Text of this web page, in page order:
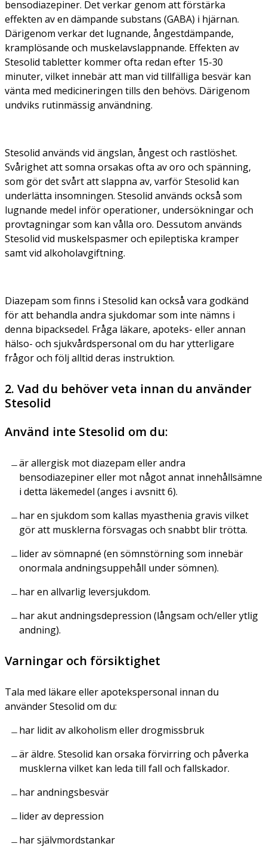
bensodiazepiner. Det verkar genom att förstärka
effekten av en dämpande substans (GABA) i hjärnan.
Därigenom verkar det lugnande, ångestdämpande,
kramplösande och muskelavslappnande. Effekten av
Stesolid tabletter kommer ofta redan efter 15-30
minuter, vilket innebär att man vid tillfälliga besvär kan
vänta med medicineringen tills den behövs. Därigenom
undviks rutinmässig användning.
Stesolid används vid ängslan, ångest och rastlöshet.
Svårighet att somna orsakas ofta av oro och spänning,
som gör det svårt att slappna av, varför Stesolid kan
underlätta insomningen. Stesolid används också som
lugnande medel inför operationer, undersökningar och
provtagningar som kan vålla oro. Dessutom används
Stesolid vid muskelspasmer och epileptiska kramper
samt vid alkoholavgiftning.
Diazepam som finns i Stesolid kan också vara godkänd
för att behandla andra sjukdomar som inte nämns i
denna bipacksedel. Fråga läkare, apoteks- eller annan
hälso- och sjukvårdspersonal om du har ytterligare
frågor och följ alltid deras instruktion.
2. Vad du behöver veta innan du använder
Stesolid
Använd inte Stesolid om du:
är allergisk mot diazepam eller andra
bensodiazepiner eller mot något annat innehållsämne
i detta läkemedel (anges i avsnitt 6).
har en sjukdom som kallas myasthenia gravis vilket
gör att musklerna försvagas och snabbt blir trötta.
lider av sömnapné (en sömnstörning som innebär
onormala andningsuppehåll under sömnen).
har en allvarlig leversjukdom.
har akut andningsdepression (långsam och/eller ytlig
andning).
Varningar och försiktighet
Tala med läkare eller apotekspersonal innan du
använder Stesolid om du:
har lidit av alkoholism eller drogmissbruk
är äldre. Stesolid kan orsaka förvirring och påverka
musklerna vilket kan leda till fall och fallskador.
har andningsbesvär
lider av depression
har självmordstankar